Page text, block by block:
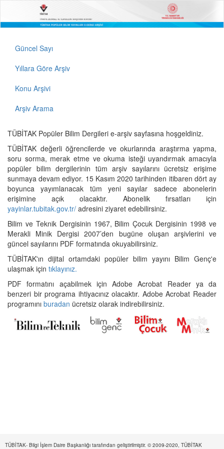
Güncel Sayı
Yıllara Göre Arşiv
Konu Arşivi
Arşiv Arama
TÜBİTAK Popüler Bilim Dergileri e-arşiv sayfasına hoşgeldiniz.
TÜBİTAK değerli öğrencilerde ve okurlarında araştırma yapma,
soru sorma, merak etme ve okuma isteği uyandırmak amacıyla
popüler bilim dergilerinin tüm arşiv sayılarını ücretsiz erişime
sunmaya devam ediyor. 15 Kasım 2020 tarihinden itibaren dört ay
boyunca yayımlanacak tüm yeni sayılar sadece abonelerin
erişimine açık olacaktır. Abonelik fırsatları için
yayinlar.tubitak.gov.tr/ adresini ziyaret edebilirsiniz.
Bilim ve Teknik Dergisinin 1967, Bilim Çocuk Dergisinin 1998 ve
Merakli Minik Dergisi 2007’den bugüne oluşan arşivlerini ve
güncel sayılarını PDF formatında okuyabilirsiniz.
TÜBİTAK'ın dijital ortamdaki popüler bilim yayını Bilim Genç'e
ulaşmak için tıklayınız.
PDF formatını açabilmek için Adobe Acrobat Reader ya da
benzeri bir programa ihtiyacınız olacaktır. Adobe Acrobat Reader
programını buradan ücretsiz olarak indirebilirsiniz.
TÜBİTAK- Bilgi İşlem Daire Başkanlığı tarafından geliştirilmiştir. © 2009-2020, TÜBİTAK